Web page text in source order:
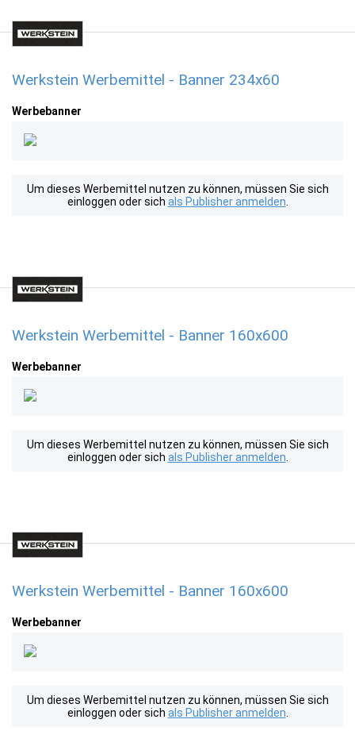
Werkstein Werbemittel - Banner 234x60
Werbebanner
Um dieses Werbemittel nutzen zu können, müssen Sie sich
einloggen oder sich als Publisher anmelden
Werkstein Werbemittel - Banner 160x600
Werbebanner
Um dieses Werbemittel nutzen zu können, müssen Sie sich
einloggen oder sich als Publisher anmelden
Werkstein Werbemittel - Banner 160x600
Werbebanner
Um dieses Werbemittel nutzen zu können, müssen Sie sich
einloggen oder sich als Publisher anmelden